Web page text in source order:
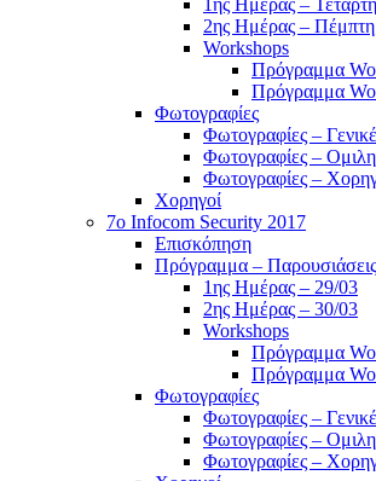
1ης Ημέρας –
2ης Ημέρας –
Workshops
Πρόγραμμα
Πρόγραμμα
Φωτογραφίες
Φωτογραφίες –
Φωτογραφίες –
Φωτογραφίες –
Χορηγοί
7o Infocom Security 2017
Επισκόπηση
Πρόγραμμα – Παρουσιάσεις
1ης Ημέρας – 29/03
2ης Ημέρας – 30/03
Workshops
Πρόγραμμα
Πρόγραμμα
Φωτογραφίες
Φωτογραφίες –
Φωτογραφίες –
Φωτογραφίες –